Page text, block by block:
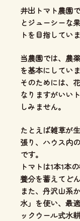
井出トマト農園で
とジューシーな
トを目指していま
当農園では、 農
を基本にしていま
そのためには、
なりますがいい
しみません。
たとえば雑草が
張り、ハウス内
です。
トマトは1本1本
養分を蓄えてど
また、丹沢山系
水」を使い、 最
ックウール式水耕